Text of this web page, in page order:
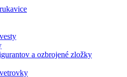
a ozbrojené zložky